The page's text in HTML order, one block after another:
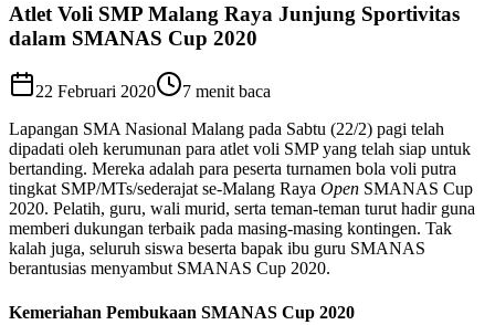
Atlet Voli SMP Malang Raya Junjung Sportivitas
dalam SMANAS Cup 2020
22 Februari 2020 7 menit baca
Lapangan SMA Nasional Malang pada Sabtu (22/2) pagi telah
dipadati oleh kerumunan para atlet voli SMP yang telah siap untuk
bertanding. Mereka adalah para peserta turnamen bola voli putra
tingkat SMP/MTs/sederajat se-Malang Raya Open SMANAS Cup
2020. Pelatih, guru, wali murid, serta teman-teman turut hadir guna
memberi dukungan terbaik pada masing-masing kontingen. Tak
kalah juga, seluruh siswa beserta bapak ibu guru SMANAS
berantusias menyambut SMANAS Cup 2020.
Kemeriahan Pembukaan SMANAS Cup 2020